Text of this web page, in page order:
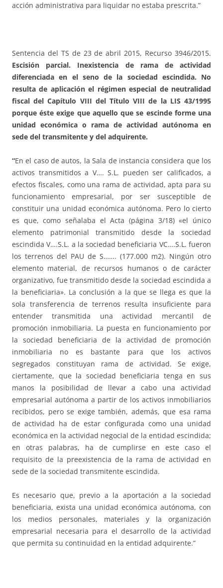
acción administrativa para liquidar no estaba prescrita.”
Sentencia del TS de 23 de abril 2015, Recurso 3946/2015.
Escisión parcial. Inexistencia de rama de actividad
diferenciada en el seno de la sociedad escindida. No
resulta de aplicación el régimen especial de neutralidad
fiscal del Capítulo VIII del Título VIII de la LIS 43/1995
porque éste exige que aquello que se escinde forme una
unidad económica o rama de actividad autónoma en
sede del transmitente y del adquirente.
“En el caso de autos, la Sala de instancia considera que los
activos transmitidos a V…. S.L. pueden ser calificados, a
efectos fiscales, como una rama de actividad, apta para su
funcionamiento empresarial, por ser susceptible de
constituir una unidad económica autónoma. Pero lo cierto
es que, como señalaba el Acta (página 3/18) «el único
elemento patrimonial transmitido desde la sociedad
escindida V….S.L. a la sociedad beneficiaria VC….S.L. fueron
los terrenos del PAU de S……. (177.000 m2). Ningún otro
elemento material, de recursos humanos o de carácter
organizativo, fue transmitido desde la sociedad escindida a
la beneficiaria». La conclusión a la que se llega es que la
sola transferencia de terrenos resulta insuficiente para
entender transmitida una actividad mercantil de
promoción inmobiliaria. La puesta en funcionamiento por
la sociedad beneficiaria de la actividad de promoción
inmobiliaria no es bastante para que los activos
segregados constituyan rama de actividad. Se exige,
ciertamente, que la sociedad beneficiaria tenga en sus
manos la posibilidad de llevar a cabo una actividad
empresarial autónoma a partir de los activos inmobiliarios
recibidos, pero se exige también, además, que esa rama
de actividad ha de estar configurada como una unidad
económica en la actividad negocial de la entidad escindida;
en otras palabras, ha de cumplirse en este caso el
requisito de la preexistencia de la rama de actividad en
sede de la sociedad transmitente escindida.
Es necesario que, previo a la aportación a la sociedad
beneficiaria, exista una unidad económica autónoma, con
los medios personales, materiales y la organización
empresarial necesaria para el desarrollo de la actividad
que permita su continuidad en la entidad adquirente.”